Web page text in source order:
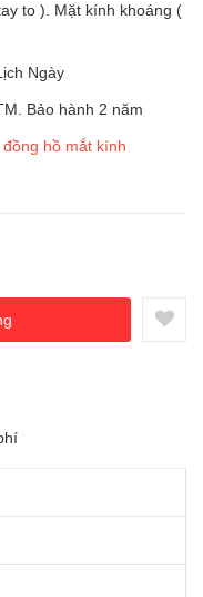
to ). Mặt kính khoáng (
Ngày
Bảo hành 2 năm
hồ mắt kính